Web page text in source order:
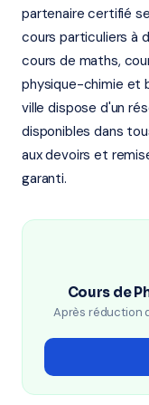
partenaire certifié
cours particuliers à
cours de maths,
physique-chimie et
ville dispose d'un
disponibles dans
aux devoirs et
garanti.
Cours de
Après réduction